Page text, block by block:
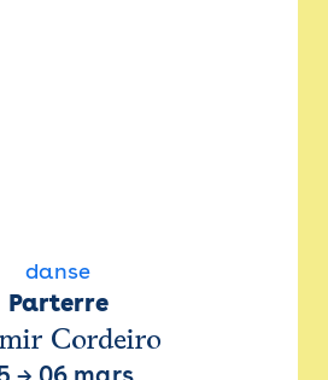
danse
Parterre
Cordeiro